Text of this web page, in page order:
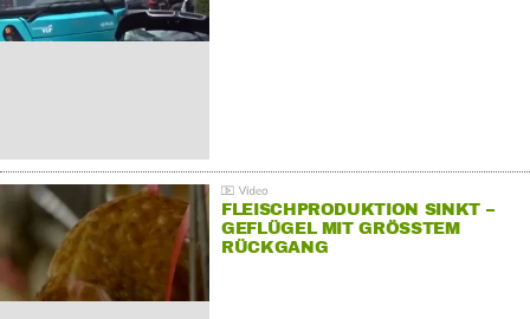
FLEISCHPRODUKTION SINKT –
GEFLÜGEL MIT GRÖSSTEM R
ÜCKGANG